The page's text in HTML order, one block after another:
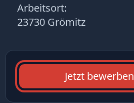
Arbeitsort:
23730 Grömitz
Jetzt bewerben